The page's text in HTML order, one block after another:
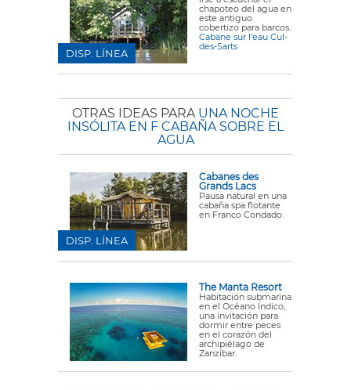
chapoteo del agua en
este antiguo
cobertizo para barcos.
Cabane sur l'eau Cul-
des-Sarts
DISP. LÍNEA
OTRAS IDEAS PARA UNA NOCHE
INSÓLITA EN F CABAÑA SOBRE EL
AGUA
Cabanes des
Grands Lacs
Pausa natural en una
cabaña spa flotante
en Franco Condado.
DISP. LÍNEA
The Manta Resort
Habitación submarina
en el Océano Índico,
una invitación para
dormir entre peces
en el corazón del
archipiélago de
Zanzíbar.